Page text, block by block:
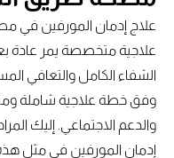
علاج إدمان المورفين في
علاجية متخصصة يمر عادة
الشفاء الكامل والتعافي
وفق خطة علاجية شاملة
والدعم الاجتماعي. إليك
إدمان المورفين في مثل